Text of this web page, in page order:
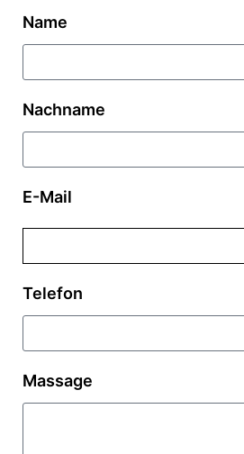
Name
Nachname
E-Mail
Telefon
Massage